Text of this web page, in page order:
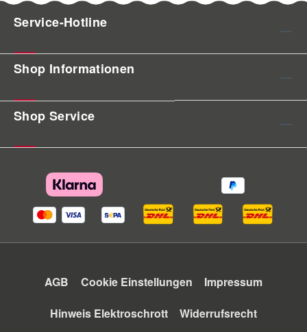
Service-Hotline
Shop Informationen
Shop Service
AGB Cookie Einstellungen Impressum
Hinweis Elektroschrott Widerrufsrecht